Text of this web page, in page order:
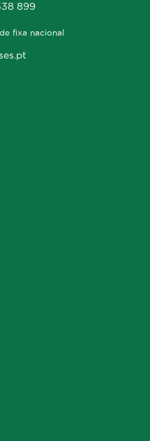
899
fixa nacional